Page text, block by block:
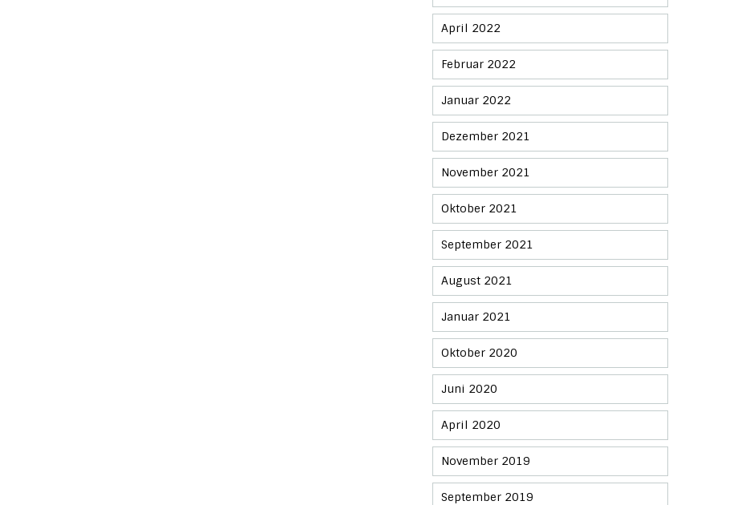
April 2022
Februar 2022
Januar 2022
Dezember 2021
November 2021
Oktober 2021
September 2021
August 2021
Januar 2021
Oktober 2020
Juni 2020
April 2020
November 2019
September 2019